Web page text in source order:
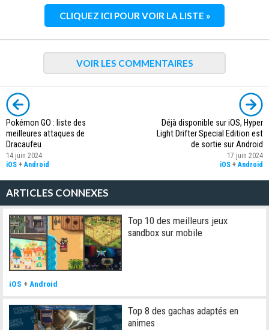
CLIQUEZ ICI POUR VOIR LA LISTE »
VOIR LES COMMENTAIRES
Pokémon GO : liste des
meilleures attaques de
Dracaufeu
14 juin 2024
iOS +Android
Déjà disponible sur iOS, Hyper
Light Drifter Special Edition est
de sortie sur Android
17 juin 2024
iOS +Android
ARTICLES CONNEXES
Top 10 des meilleurs jeux
sandbox sur mobile
iOS +Android
Top 8 des gachas adaptés en
animes